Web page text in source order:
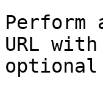
Perform
URL